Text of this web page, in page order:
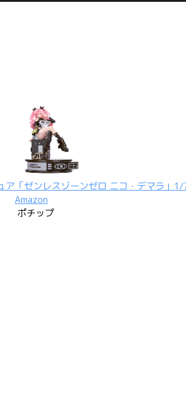
ア 「ゼンレスゾーンゼロ ニコ・デマラ」
Amazon
ポチップ